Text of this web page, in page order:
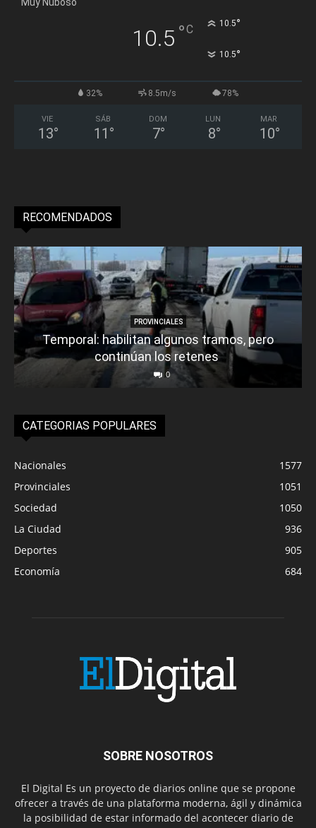
10.5 °C 10.5°
10.5°
32% 8.5m/s 78%
VIE
13°
SÁB
11 °
DOM
7°
LUN
8°
MAR
10°
RECOMENDADOS
PROVINCIALES
Temporal: habilitan algunos tramos, pero
continúan los retenes
0
CATEGORIAS POPULARES
Nacionales
1577
Provinciales
1051
Sociedad
1050
La Ciudad
936
Deportes
905
Economía
684
SOBRE NOSOTROS
El Digital Es un proyecto de diarios online que se propone
ofrecer a través de una plataforma moderna, ágil y dinámica
la posibilidad de estar informado del acontecer diario de